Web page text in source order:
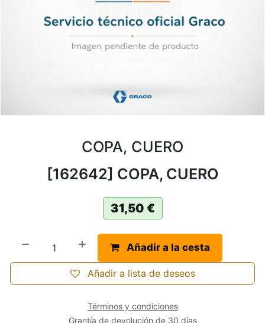
COPA, CUERO
[162642] COPA, CUERO
31,50 €
Añadir a la cesta
Añadir a lista de deseos
Términos y condiciones
Grantía de devolución de 30 días